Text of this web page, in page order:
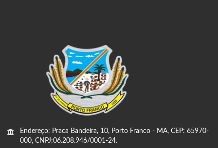
Endereço: Praca Bandeira, 10, Porto Franco - MA, CEP: 65970-
000, CNPJ:06.208.946/0001-24.